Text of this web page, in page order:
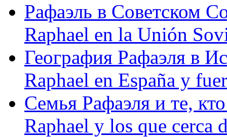
Рафаэль в Советском
Raphael en la Unión
География Рафаэля в
Raphael en España y
Семья Рафаэля и те,
Raphael y los que cerca